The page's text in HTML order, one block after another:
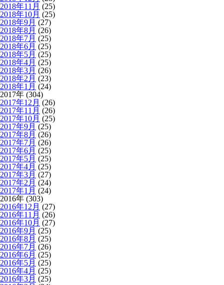
2018年11月 (25)
2018年10月 (25)
2018年9月 (27)
2018年8月 (26)
2018年7月 (25)
2018年6月 (25)
2018年5月 (25)
2018年4月 (25)
2018年3月 (26)
2018年2月 (23)
2018年1月 (24)
2017年 (304)
2017年12月 (26)
2017年11月 (26)
2017年10月 (25)
2017年9月 (25)
2017年8月 (26)
2017年7月 (26)
2017年6月 (25)
2017年5月 (25)
2017年4月 (25)
2017年3月 (27)
2017年2月 (24)
2017年1月 (24)
2016年 (303)
2016年12月 (27)
2016年11月 (26)
2016年10月 (27)
2016年9月 (25)
2016年8月 (25)
2016年7月 (26)
2016年6月 (25)
2016年5月 (25)
2016年4月 (25)
2016年3月 (25)